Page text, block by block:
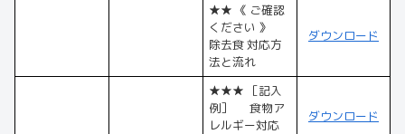
★★ 《 ご確認
ください 》
除去食 対応方
法と流れ
ダウンロード
★★★ ［記入
例］ 食物ア
レルギー対応
ダウンロード